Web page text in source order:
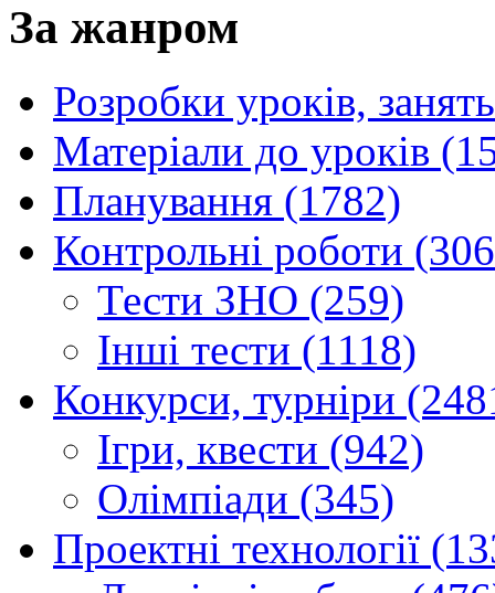
За жанром
Розробки уроків,
Матеріали до уроків
Планування (1782)
Контрольні роботи
Тести ЗНО (259)
Інші тести (1118)
Конкурси, турніри
Ігри, квести (942)
Олімпіади (345)
Проектні технології